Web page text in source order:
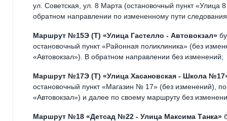
ул. Советская, ул. 8 Марта (остановочный пункт
обратном направлении по измененному пути
Маршрут №15Э (Т) «Улица Гастелло - Автовокзал»
остановочный пункт «Районная поликлиника» (без
«Автовокзал»). В обратном направлении без изменений;
Маршрут №17Э (Т) «Улица Хасановская - Школа
остановочный пункт «Магазин № 17» (без изменений),
«Автовокзал») и далее по своему маршруту без
Маршрут №18 «Детсад №22 - Улица Максима Танка»